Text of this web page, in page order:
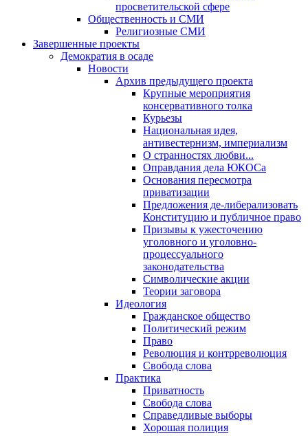
просветительской сфере
Общественность и СМИ
Религиозные СМИ
Завершенные проекты
Демократия в осаде
Новости
Архив предыдущего проекта
Крупные мероприятия
консервативного толка
Курьезы
Национальная идея,
антивестернизм, империализм
О странностях любви...
Оправдания дела ЮКОСа
Основания пересмотра
приватизации
Предложения де-либерализовать
Конституцию и публичное право
Призывы к ужесточению
уголовного и уголовно-
процессуального
законодательства
Символические акции
Теории заговора
Идеология
Гражданское общество
Политический режим
Право
Революция и контрреволюция
Свобода слова
Практика
Приватность
Свобода слова
Справедливые выборы
Хорошая полиция